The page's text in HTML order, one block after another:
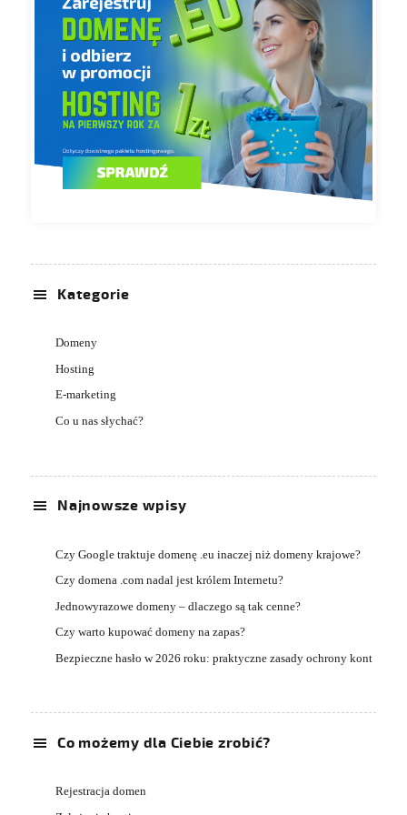
Kategorie
Domeny
Hosting
E-marketing
Co u nas słychać?
Najnowsze wpisy
Czy Google traktuje domenę .eu inaczej niż domeny krajowe?
Czy domena .com nadal jest królem Internetu?
Jednowyrazowe domeny – dlaczego są tak cenne?
Czy warto kupować domeny na zapas?
Bezpieczne hasło w 2026 roku: praktyczne zasady ochrony kont
Co możemy dla Ciebie zrobić?
Rejestracja domen